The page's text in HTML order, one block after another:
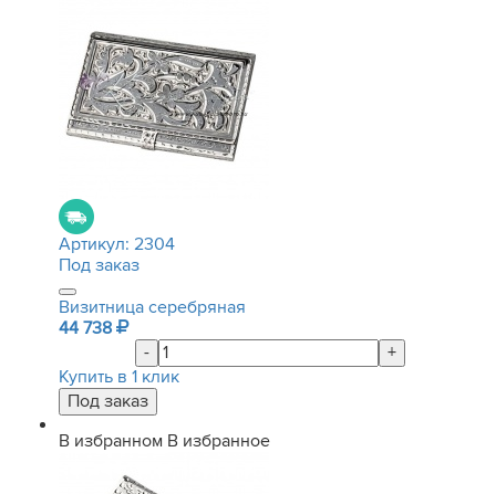
Артикул: 2304
Под заказ
Визитница серебряная
44 738
-
+
Купить в 1 клик
В избранном В избранное